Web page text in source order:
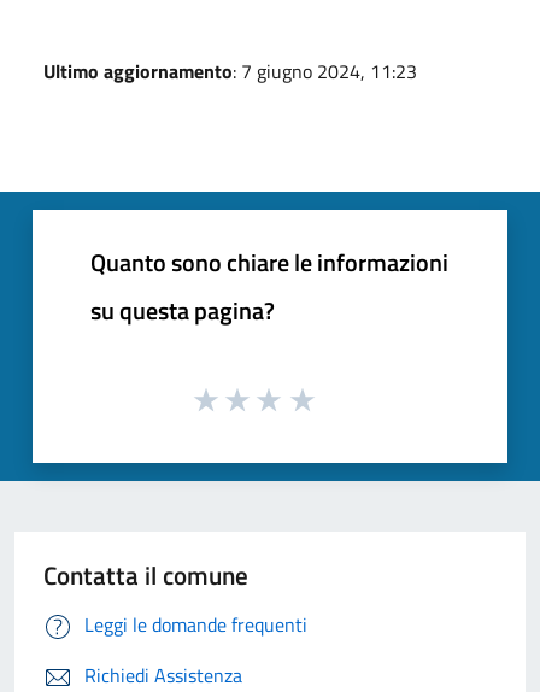
Ultimo aggiornamento: 7 giugno 2024, 11:23
Quanto sono chiare le informazioni
su questa pagina?
Contatta il comune
Leggi le domande frequenti
Richiedi Assistenza